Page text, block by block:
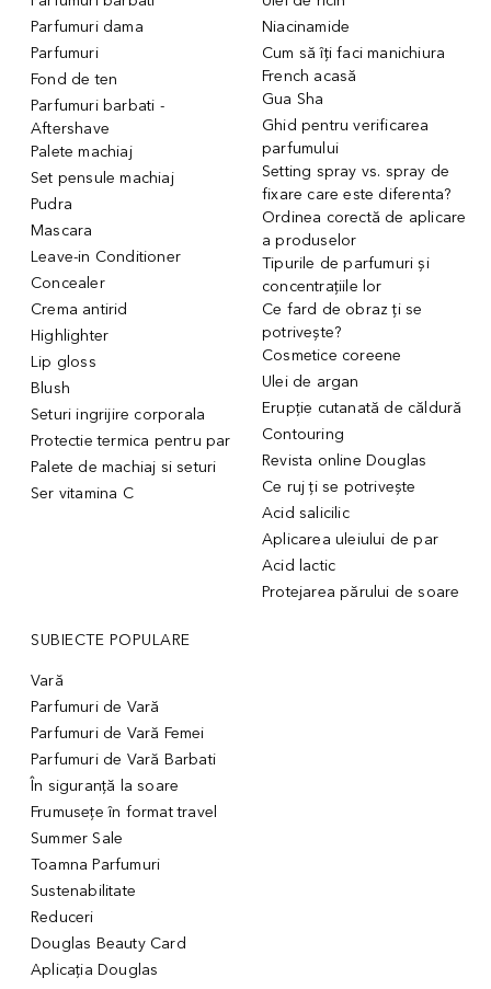
Parfumuri dama
Parfumuri
Fond de ten
Parfumuri barbati -
Aftershave
Palete machiaj
Set pensule machiaj
Pudra
Mascara
Leave-in Conditioner
Concealer
Crema antirid
Highlighter
Lip gloss
Blush
Seturi ingrijire corporala
Protectie termica pentru par
Palete de machiaj si seturi
Ser vitamina C
Niacinamide
Cum să îți faci manichiura
French acasă
Gua Sha
Ghid pentru verificarea
parfumului
Setting spray vs. spray de
fixare care este diferenta?
Ordinea corectă de aplicare
a produselor
Tipurile de parfumuri și
concentrațiile lor
Ce fard de obraz ți se
potrivește?
Cosmetice coreene
Ulei de argan
Erupție cutanată de căldură
Contouring
Revista online Douglas
Ce ruj ți se potrivește
Acid salicilic
Aplicarea uleiului de par
Acid lactic
Protejarea părului de soare
SUBIECTE POPULARE
Vară
Parfumuri de Vară
Parfumuri de Vară Femei
Parfumuri de Vară Barbati
În siguranță la soare
Frumusețe în format travel
Summer Sale
Toamna Parfumuri
Sustenabilitate
Reduceri
Douglas Beauty Card
Aplicația Douglas